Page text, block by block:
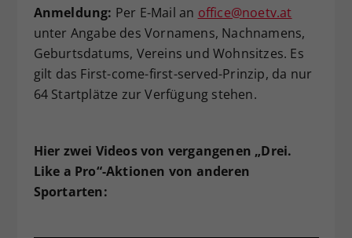
Anmeldung: Per E-Mail an office@noetv.at
unter Angabe des Vornamens, Nachnamens,
Geburtsdatums, Vereins und Wohnsitzes. Es
gilt das First-come-first-served-Prinzip, da nur
64 Startplätze zur Verfügung stehen.
Hier zwei Videos von vergangenen „Drei.
Like a Pro“-Aktionen von anderen
Sportarten: